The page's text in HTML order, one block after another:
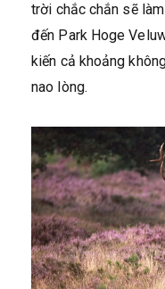
trời chắc chắn sẽ
đến Park Hoge
kiến cả khoảng
nao lòng.